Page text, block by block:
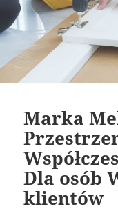
Marka
Dla osób
klientów